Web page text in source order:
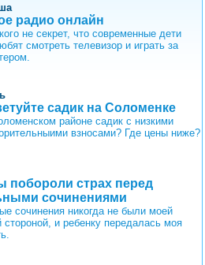
радио онлайн
не секрет, что современные дети
смотреть телевизор и играть за
садик на Соломенке
районе садик с низкими
взносами? Где цены ниже?
побороли страх перед
сочинениями
сочинения никогда не были моей
стороной, и ребенку передалась моя